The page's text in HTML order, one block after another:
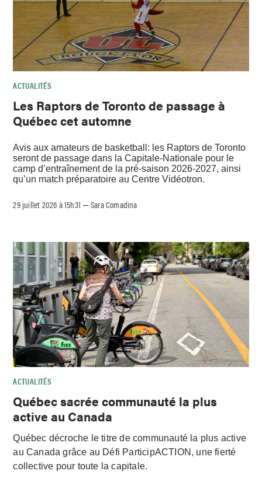
ACTUALITÉS
Les Raptors de Toronto de passage à
Québec cet automne
Avis aux amateurs de basketball: les Raptors de Toronto
seront de passage dans la Capitale-Nationale pour le
camp d’entraînement de la pré-saison 2026-2027, ainsi
qu’un match préparatoire au Centre Vidéotron.
29 juillet 2026 à 15h31 –Sara Comadina
ACTUALITÉS
Québec sacrée communauté la plus
active au Canada
Québec décroche le titre de communauté la plus active
au Canada grâce au Défi ParticipACTION, une fierté
collective pour toute la capitale.